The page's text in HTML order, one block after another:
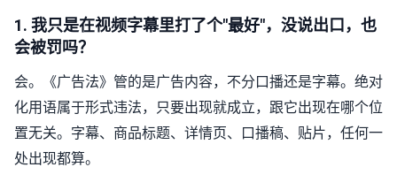
1. 我只是在视频字幕里打了个"最好"，没说出口，也
会被罚吗？
会。《广告法》管的是广告内容，不分口播还是字幕。绝对
化用语属于形式违法，只要出现就成立，跟它出现在哪个位
置无关。字幕、商品标题、详情页、口播稿、贴片，任何一
处出现都算。